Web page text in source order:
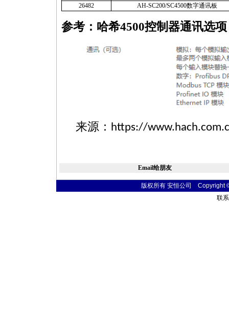
26482
AH-SC200/SC4500数字通讯板
参考：哈希4500控制器通讯选项
来源： https://
Email给朋友
版权所有 安恒公司 Copyright
联